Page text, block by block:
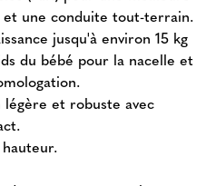
et une conduite tout-terrain.
jusqu'à environ 15 kg
du bébé pour la nacelle et
et robuste avec